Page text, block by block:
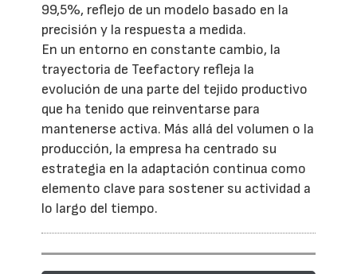
99,5%, reflejo de un modelo basado en la
precisión y la respuesta a medida.
En un entorno en constante cambio, la
trayectoria de Teefactory refleja la
evolución de una parte del tejido productivo
que ha tenido que reinventarse para
mantenerse activa. Más allá del volumen o la
producción, la empresa ha centrado su
estrategia en la adaptación continua como
elemento clave para sostener su actividad a
lo largo del tiempo.